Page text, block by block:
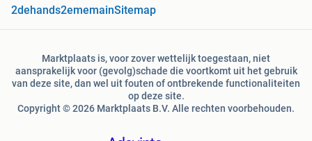
2dehands2ememainSitemap
Marktplaats is, voor zover wettelijk toegestaan, niet
aansprakelijk voor (gevolg)schade die voortkomt uit het gebruik
van deze site, dan wel uit fouten of ontbrekende functionaliteiten
op deze site.
Copyright © 2026 Marktplaats B.V. Alle rechten voorbehouden.